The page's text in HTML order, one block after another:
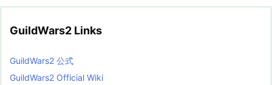
GuildWars2 Links
GuildWars2 公式
GuildWars2 Official Wiki